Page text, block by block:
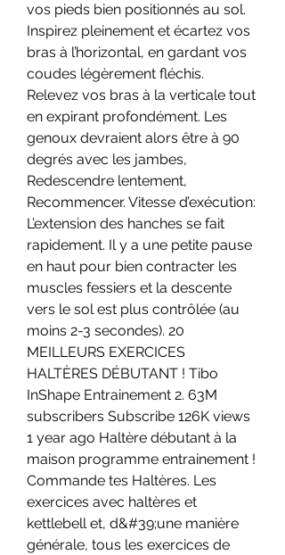
vos pieds bien positionnés au sol.
Inspirez pleinement et écartez vos
bras à l’horizontal, en gardant vos
coudes légèrement fléchis.
Relevez vos bras à la verticale tout
en expirant profondément. Les
genoux devraient alors être à 90
degrés avec les jambes,
Redescendre lentement,
Recommencer. Vitesse d’exécution:
L’extension des hanches se fait
rapidement. Il y a une petite pause
en haut pour bien contracter les
muscles fessiers et la descente
vers le sol est plus contrôlée (au
moins 2-3 secondes). 20
MEILLEURS EXERCICES
HALTÈRES DÉBUTANT ! Tibo
InShape Entrainement 2. 63M
subscribers Subscribe 126K views
1 year ago Haltère débutant à la
maison programme entrainement !
Commande tes Haltères. Les
exercices avec haltères et
kettlebell et, d&#39;une manière
générale, tous les exercices de